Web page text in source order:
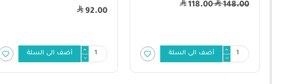
148.00
118.00
أضف الى السلة
92.00
أضف الى السلة